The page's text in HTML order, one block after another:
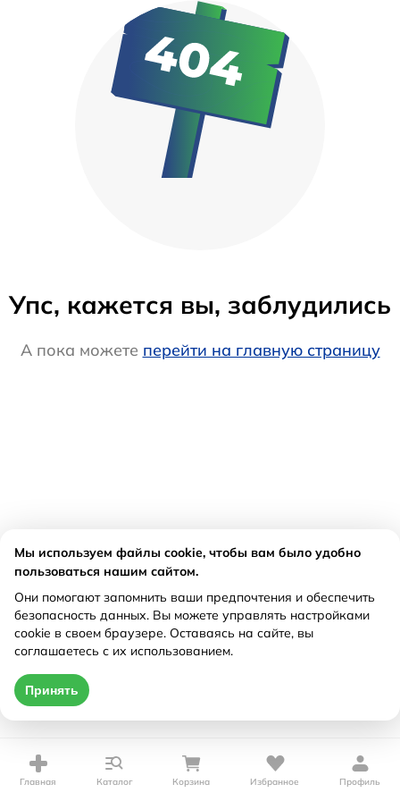
Упс, кажется вы, заблудились
А пока можете перейти на главную страницу
Главная Каталог Корзина Избранное Профиль
Мы используем файлы cookie, чтобы вам было удобно
пользоваться нашим сайтом.
Они помогают запомнить ваши предпочтения и обеспечить
безопасность данных. Вы можете управлять настройками
cookie в своем браузере. Оставаясь на сайте, вы
соглашаетесь с их использованием.
Принять